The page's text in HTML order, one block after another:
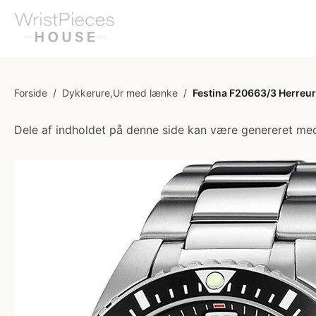
Forside / Dykkerure,Ur med lænke / Festina F20663/3
Dele af indholdet på denne side kan være genereret